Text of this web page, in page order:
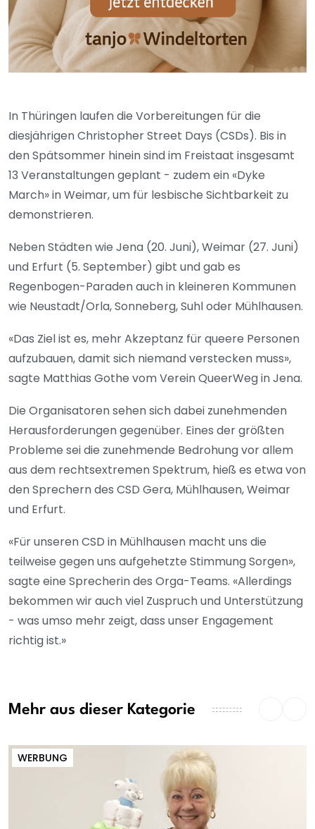
In Thüringen laufen die Vorbereitungen für die
diesjährigen Christopher Street Days (CSDs). Bis in
den Spätsommer hinein sind im Freistaat insgesamt
13 Veranstaltungen geplant - zudem ein «Dyke
March» in Weimar, um für lesbische Sichtbarkeit zu
demonstrieren.
Neben Städten wie Jena (20. Juni), Weimar (27. Juni)
und Erfurt (5. September) gibt und gab es
Regenbogen-Paraden auch in kleineren Kommunen
wie Neustadt/Orla, Sonneberg, Suhl oder Mühlhausen.
«Das Ziel ist es, mehr Akzeptanz für queere Personen
aufzubauen, damit sich niemand verstecken muss»,
sagte Matthias Gothe vom Verein QueerWeg in Jena.
Die Organisatoren sehen sich dabei zunehmenden
Herausforderungen gegenüber. Eines der größten
Probleme sei die zunehmende Bedrohung vor allem
aus dem rechtsextremen Spektrum, hieß es etwa von
den Sprechern des CSD Gera, Mühlhausen, Weimar
und Erfurt.
«Für unseren CSD in Mühlhausen macht uns die
teilweise gegen uns aufgehetzte Stimmung Sorgen»,
sagte eine Sprecherin des Orga-Teams. «Allerdings
bekommen wir auch viel Zuspruch und Unterstützung
- was umso mehr zeigt, dass unser Engagement
richtig ist.»
Mehr aus dieser Kategorie
WERBUNG